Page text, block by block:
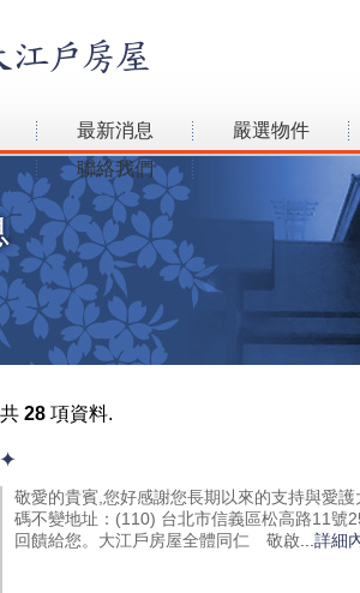
最新消息
嚴選物件
聯絡我們
28 項資料.
敬愛的貴賓,您好感謝您長期以來的支持與愛
碼不變地址：(110) 台北市信義區松高路11號
回饋給您。大江戶房屋全體同仁 敬啟 ...詳細